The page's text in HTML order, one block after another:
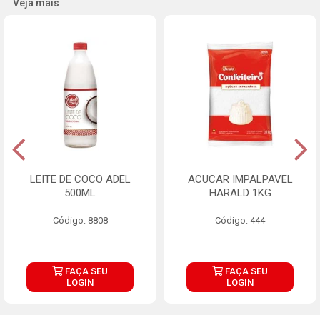
Veja mais
LEITE DE COCO ADEL
500ML
Código: 8808
FAÇA SEU
LOGIN
ACUCAR IMPALPAVEL
HARALD 1KG
Código: 444
FAÇA SEU
LOGIN